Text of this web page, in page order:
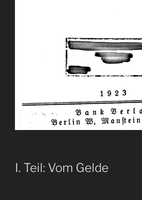
I. Teil: Vom Gelde